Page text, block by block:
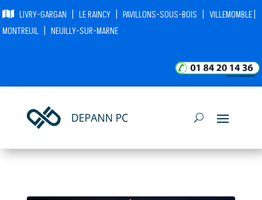
LIVRY-GARGAN | LE RAINCY| PAVILLONS-SOUS-BOIS | VILLEMOMBLE|
MONTREUIL |NEUILLY-SUR-MARNE